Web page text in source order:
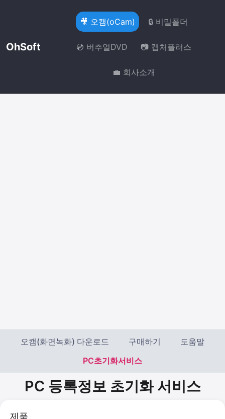
OhSoft
🎥 오캠(oCam) 🔒 비밀폴더
💿 버추얼DVD 📷 캡처플러스
💼 회사소개
오캠(화면녹화) 다운로드 구매하기
도움말
PC초기화서비스
PC 등록정보 초기화 서비스
제품